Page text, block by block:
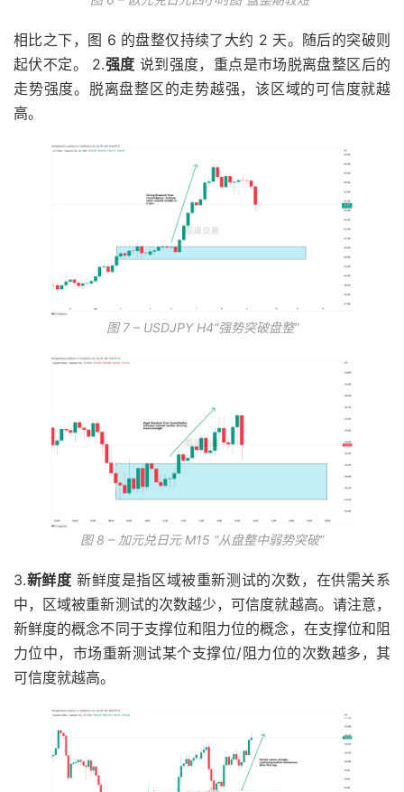
相比之下，图 6 的盘整仅持续了大约 2 天。随后的突破则
起伏不定。 2.强度 说到强度，重点是市场脱离盘整区后的
走势强度。脱离盘整区的走势越强，该区域的可信度就越
高。
图 7 – USDJPY H4“强势突破盘整”
图 8 – 加元兑日元 M15 “从盘整中弱势突破”
3.新鲜度 新鲜度是指区域被重新测试的次数，在供需关系
中，区域被重新测试的次数越少，可信度就越高。请注意，
新鲜度的概念不同于支撑位和阻力位的概念，在支撑位和阻
力位中，市场重新测试某个支撑位/阻力位的次数越多，其
可信度就越高。